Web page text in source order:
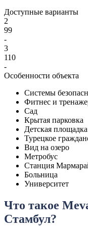
Доступные варианты
2
99
-
3
110
-
Особенности объекта
Системы
Фитнес и
Сад
Крытая парковка
Детская площадка
Турецкое
Вид на озеро
Метробус
Станция
Больница
Университет
Что такое
Стамбул?